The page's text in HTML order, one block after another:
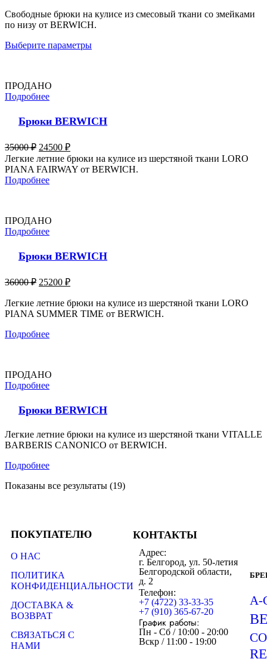
Свободные брюки на кулисе из смесовый ткани со змейками
по низу от BERWICH.
Выберите параметры
ПРОДАНО
Подробнее
Брюки BERWICH
35000₽ 24500 ₽
Легкие летние брюки на кулисе из шерстяной ткани LORO
PIANA FAIRWAY от BERWICH.
Подробнее
ПРОДАНО
Подробнее
Брюки BERWICH
36000₽ 25200 ₽
Легкие летние брюки на кулисе из шерстяной ткани LORO
PIANA SUMMER TIME от BERWICH.
Подробнее
ПРОДАНО
Подробнее
Брюки BERWICH
Легкие летние брюки на кулисе из шерстяной ткани VITALLE
BARBERIS CANONICO от BERWICH.
Подробнее
Показаны все результаты (19)
ПОКУПАТЕЛЮ
О НАС
ПОЛИТИКА
КОНФИДЕНЦИАЛЬНОСТИ
ДОСТАВКА &
ВОЗВРАТ
СВЯЗАТЬСЯ С
НАМИ
КОНТАКТЫ
Адрес:
г. Белгород, ул. 50-летия
Белгородской области,
д. 2
Телефон:
+7 (4722) 33-33-35
+7 (910) 365-67-20
График работы:
Пн - Сб / 10:00 - 20:00
Вскр / 11:00 - 19:00
A-